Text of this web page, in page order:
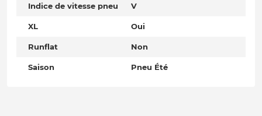
Indice de vitesse pneu V
XL Oui
Runflat Non
Saison Pneu Été